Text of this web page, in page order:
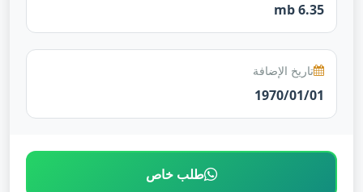
6.35 mb
تاريخ الإضافة
1970/01/01
طلب خاص